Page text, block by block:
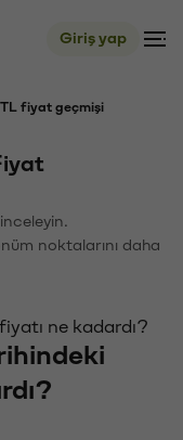
Giriş yap
fiyat geçmişi
noktalarını daha
ne kadardı?